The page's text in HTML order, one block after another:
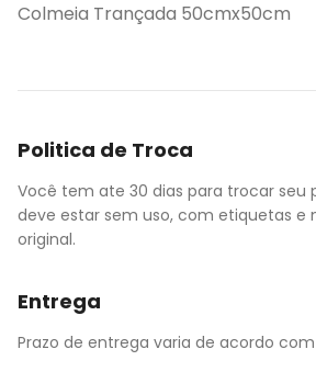
Colmeia Trançada 50cmx50cm
Politica de Troca
Você tem ate 30 dias para trocar seu
deve estar sem uso, com etiquetas e
original.
Entrega
Prazo de entrega varia de acordo